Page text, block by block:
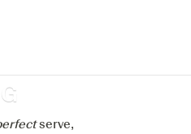
Ginventory
serve,Accepter tout